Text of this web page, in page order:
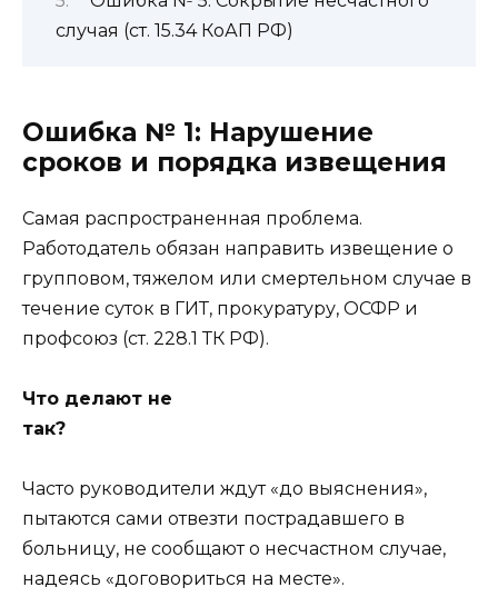
случая (ст. 15.34 КоАП РФ)
Ошибка № 1: Нарушение
сроков и порядка извещения
Самая распространенная проблема.
Работодатель обязан направить извещение о
групповом, тяжелом или смертельном случае в
течение суток в ГИТ, прокуратуру, ОСФР и
профсоюз (ст. 228.1 ТК РФ).
Что делают не
так?
Часто руководители ждут «до выяснения»,
пытаются сами отвезти пострадавшего в
больницу, не сообщают о несчастном случае,
надеясь «договориться на месте».